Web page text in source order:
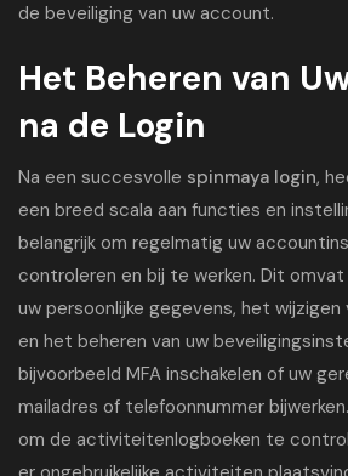
de beveiliging van uw account.
Het Beheren van
na de Login
Na een succesvolle spinmaya login,
een breed scala aan functies en
belangrijk om regelmatig uw
controleren en bij te werken. Dit
uw persoonlijke gegevens, het
en het beheren van uw
bijvoorbeeld MFA inschakelen of uw
mailadres of telefoonnummer
om de activiteitenlogboeken te